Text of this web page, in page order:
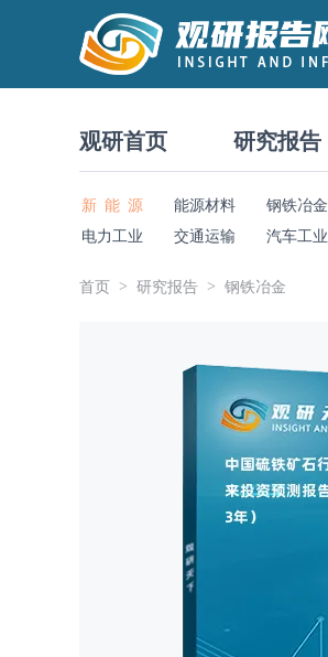
观研首页 研究报告
新 能 源 能源材料 钢铁冶金
电力工业
交通运输 汽车工业
首页 研究报告 钢铁冶金